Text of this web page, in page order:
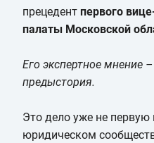
прецедент первого
палаты Московской
Его экспертное мнение
предыстория.
Это дело уже не
юридическом